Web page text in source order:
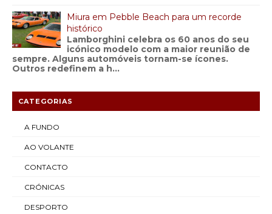
Miura em Pebble Beach para um recorde
histórico
Lamborghini celebra os 60 anos do seu
icónico modelo com a maior reunião de
sempre. Alguns automóveis tornam-se ícones.
Outros redefinem a h...
CATEGORIAS
A FUNDO
AO VOLANTE
CONTACTO
CRÓNICAS
DESPORTO